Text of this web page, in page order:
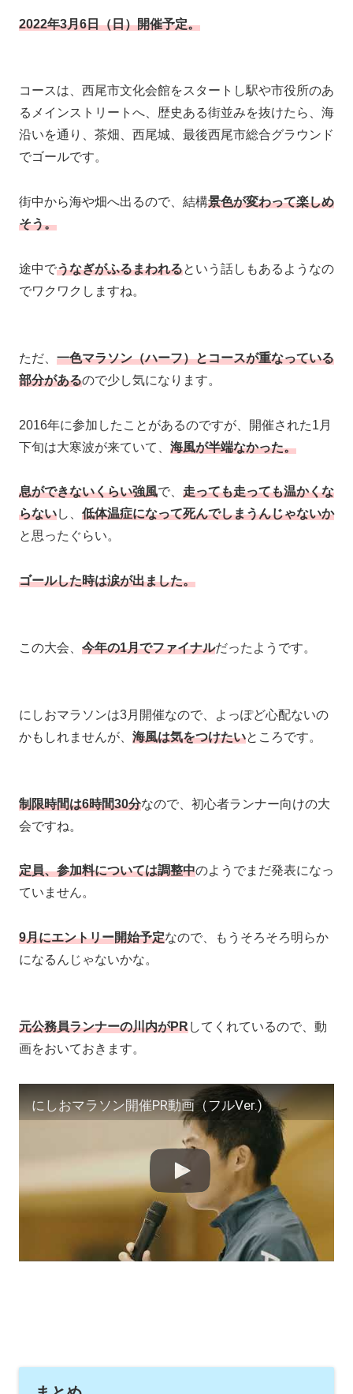
2022年3月6日（日）開催予定。
コースは、西尾市文化会館をスタートし駅や市役所のあ
るメインストリートへ、歴史ある街並みを抜けたら、海
沿いを通り、茶畑、西尾城、最後西尾市総合グラウンド
でゴールです。
街中から海や畑へ出るので、結構景色が変わって楽しめ
そう。
途中でうなぎがふるまわれるという話しもあるようなの
でワクワクしますね。
ただ、 一色マラソン（ハーフ）とコースが重なっている
部分があるので少し気になります。
2016年に参加したことがあるのですが、開催された1月
下旬は大寒波が来ていて、 海風が半端なかった。
息ができないくらい強風で、 走っても走っても温かくな
らないし、 低体温症になって死んでしまうんじゃないか
と思ったぐらい。
ゴールした時は涙が出ました。
この大会、 今年の1月でファイナルだったようです。
にしおマラソンは3月開催なので、よっぽど心配ないの
かもしれませんが、 海風は気をつけたいところです。
制限時間は6時間30分なので、初心者ランナー向けの大
会ですね。
定員、参加料については調整中のようでまだ発表になっ
ていません。
9月にエントリー開始予定なので、もうそろそろ明らか
になるんじゃないかな。
元公務員ランナーの川内がPRしてくれているので、動
画をおいておきます。
にしおマラソン開催PR動画（フルVer.)